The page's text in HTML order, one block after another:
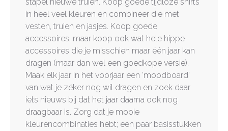
stapel nieuwe truien. Koop goede tijdloze shirts
in heel veel kleuren en combineer die met
vesten, truien en jasjes. Koop goede
accessoires, maar koop ook wat hele hippe
accessoires die je misschien maar één jaar kan
dragen (maar dan wel een goedkope versie).
Maak elk jaar in het voorjaar een ‘moodboard’
van wat je zéker nog wil dragen en zoek daar
iets nieuws bij dat het jaar daarna ook nog
draagbaar is. Zorg dat je mooie
kleurencombinaties hebt; een paar basisstukken